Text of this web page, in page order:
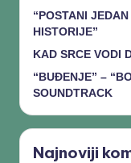
“POSTANI
HISTORIJE”
KAD SRCE VODI
“BUĐENJE” –
SOUNDTRACK
Najnoviji